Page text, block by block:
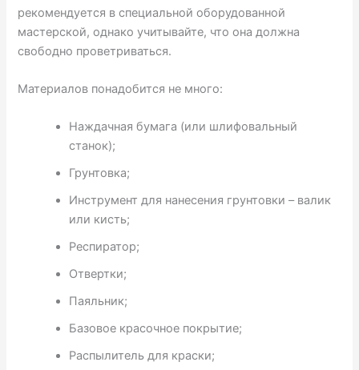
рекомендуется в специальной оборудованной
мастерской, однако учитывайте, что она должна
свободно проветриваться.
Материалов понадобится не много:
Наждачная бумага (или шлифовальный
станок);
Грунтовка;
Инструмент для нанесения грунтовки – валик
или кисть;
Респиратор;
Отвертки;
Паяльник;
Базовое красочное покрытие;
Распылитель для краски;